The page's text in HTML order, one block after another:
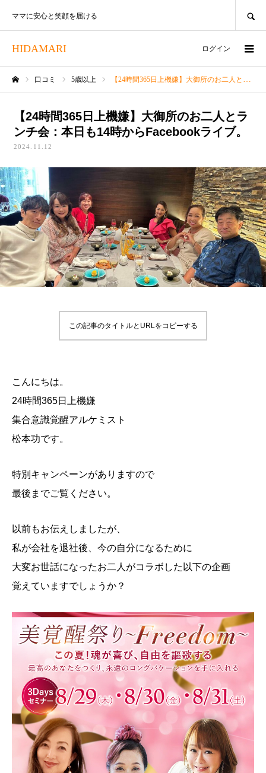
HIDAMARI
ママに安心と笑顔を届ける
ログイン
口コミ 5歳以上 【24時間365日上機嫌】大御所のお二人とランチ会：本日も14時からFacebookライブ。
【24時間365日上機嫌】大御所のお二人とラ
ンチ会：本日も14時からFacebookライブ。
2024.11.12
この記事のタイトルとURLをコピーする
こんにちは。
24時間365日上機嫌
集合意識覚醒アルケミスト
松本功です。
特別キャンペーンがありますので
最後までご覧ください。
以前もお伝えしましたが、
私が会社を退社後、今の自分になるために
大変お世話になったお二人がコラボした以下の企画
覚えていますでしょうか？